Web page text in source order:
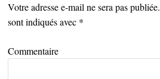
Votre adresse e-mail ne sera pas publiée.
sont indiqués avec *
Commentaire